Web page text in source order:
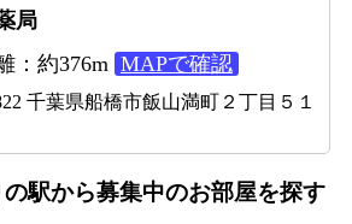
局
：約376m MAPで確認
千葉県船橋市飯山満町２丁目５１
駅から募集中のお部屋を探す